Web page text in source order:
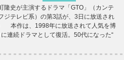
隆史が主演するドラマ「GTO」（カンテ
ジテレビ系）の第3話が、3日に放送され
本作は、1998年に放送されて人気を博
連続ドラマとして復活。50代になった“